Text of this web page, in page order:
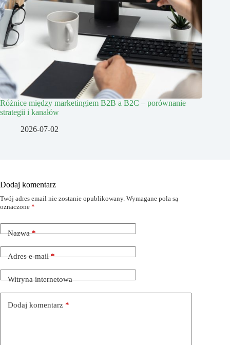
Różnice między marketingiem B2B a B2C – porównanie
strategii i kanałów
2026-07-02
Dodaj komentarz
Twój adres email nie zostanie opublikowany. Wymagane pola są
oznaczone *
Nazwa*
Adres e-mail*
Witryna internetowa
Dodaj komentarz *